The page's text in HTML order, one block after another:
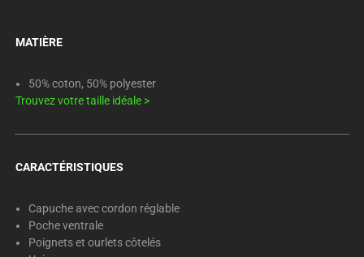
MATIÈRE
50% coton, 50% polyester
Trouvez votre taille idéale >
CARACTÉRISTIQUES
Capuche avec cordon réglable
Poche ventrale
Poignets et ourlets côtelés